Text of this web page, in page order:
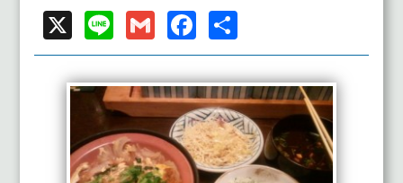
X Line GmailFacebook
有